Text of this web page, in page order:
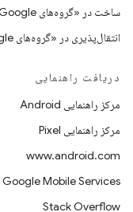
ساخت در «گروه‌های Google»
انتقال‌پذیری در «گروه‌های Google»
دریافت راهنمایی
مرکز راهنمایی Android
مرکز راهنمایی Pixel
www.android.com
Google Mobile Services
Stack Overflow